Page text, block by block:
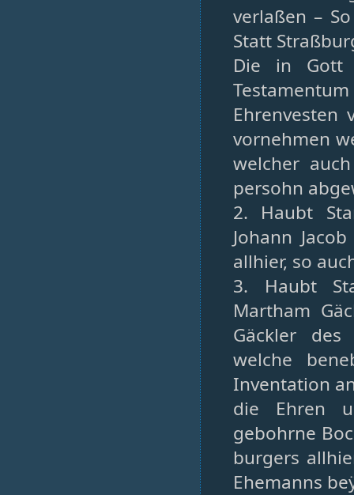
verlaßen –
Statt
Die in Gott
Ehrenvesten
vornehmen
welcher
persohn
2. Haubt
Johann
allhier, so
3. Haubt
Martham
Gäckler
welche
Inventation
die Ehren
gebohrne
burgers
Ehemanns